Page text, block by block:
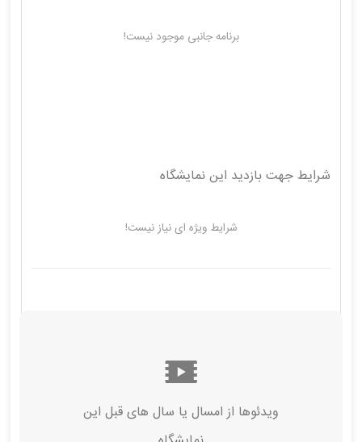
برنامه جانبی موجود نیست!
شرایط جهت بازدید این نمایشگاه
شرایط ویژه ای نیاز نیست!
ویدئوها از امسال‌ یا سال های قبل این